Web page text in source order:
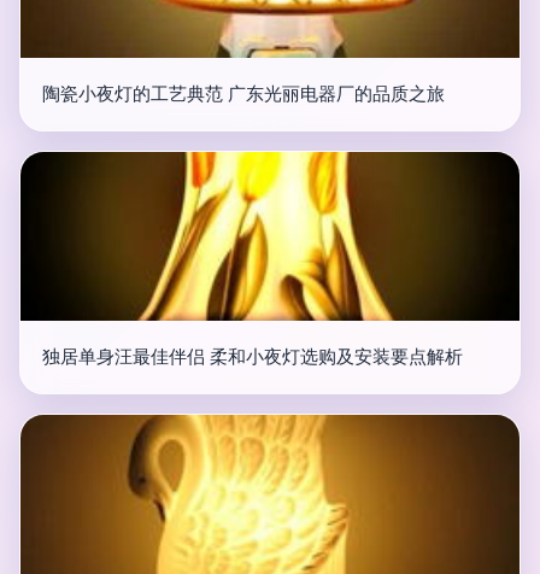
陶瓷小夜灯的工艺典范 广东光丽电器厂的品质之旅
独居单身汪最佳伴侣 柔和小夜灯选购及安装要点解析